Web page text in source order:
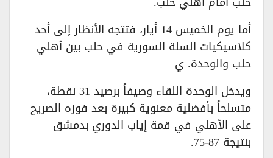
أما يوم الخميس 14 أيار، فتتجه الأنظار إلى أحد
كلاسيكيات السلة السورية في حلب بين أهلي
حلب والوحدة. ي
ويدخل الوحدة اللقاء وصيفاً برصيد 31 نقطة،
متسلحاً بأفضلية معنوية كبيرة بعد فوزه الصريح
على الأهلي في قمة إياب الدوري بدمشق
بنتيجة 87-75.